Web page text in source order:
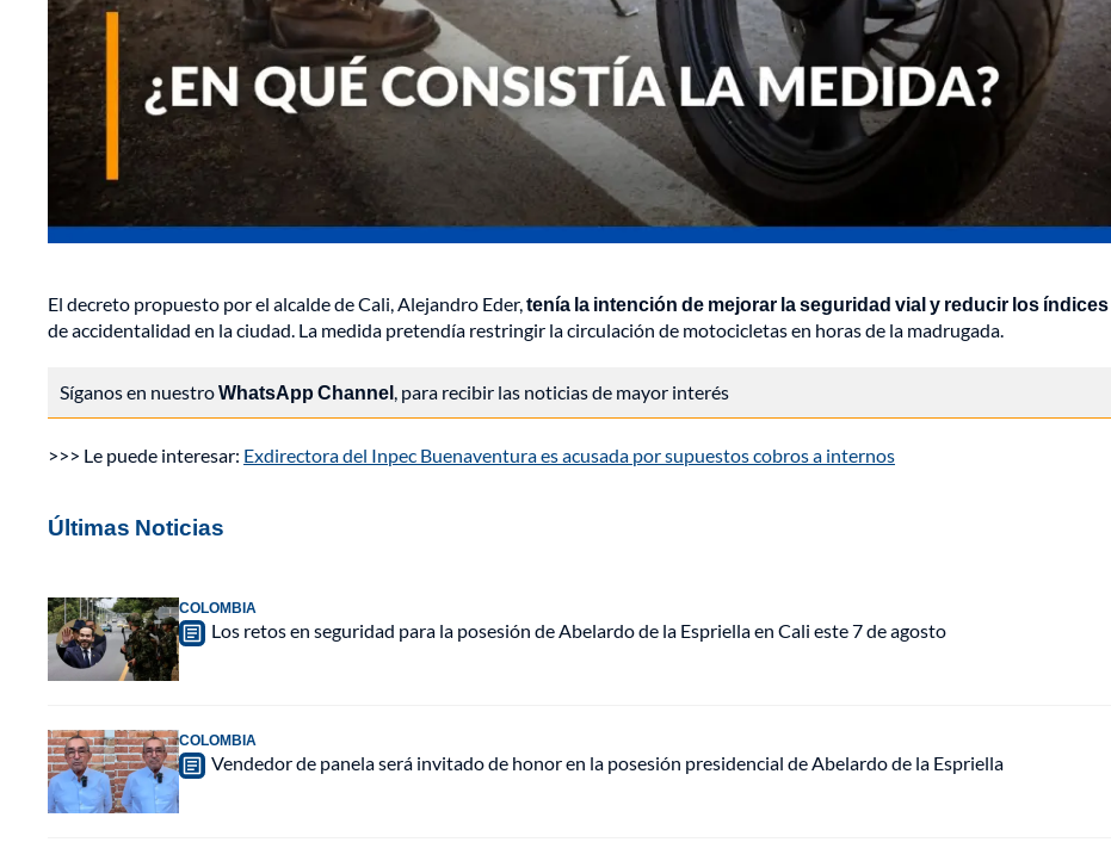
El decreto propuesto por el alcalde de Cali, Alejandro Eder,tenía la intención de mejorar la seguridad vial y reducir los índices
de accidentalidad en la ciudad. La medida pretendía restringir la circulación de motocicletas en horas de la madrugada.
Síganos en nuestroWhatsApp Channel, para recibir las noticias de mayor interés
>>> Le puede interesar: Exdirectora del Inpec Buenaventura es acusada por supuestos cobros a internos
Últimas Noticias
COLOMBIA
Los retos en seguridad para la posesión de Abelardo de la Espriella en Cali este 7 de agosto
COLOMBIA
Vendedor de panela será invitado de honor en la posesión presidencial de Abelardo de la Espriella